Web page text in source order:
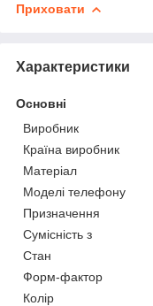
Приховати
Характеристики
Основні
Виробник
Країна виробник
Матеріал
Моделі телефону
Призначення
Сумісність з
Стан
Форм-фактор
Колір